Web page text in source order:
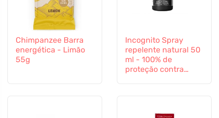
Chimpanzee Barra
energética - Limão
55g
Incognito Spray
repelente natural 50
ml - 100% de
proteção contra